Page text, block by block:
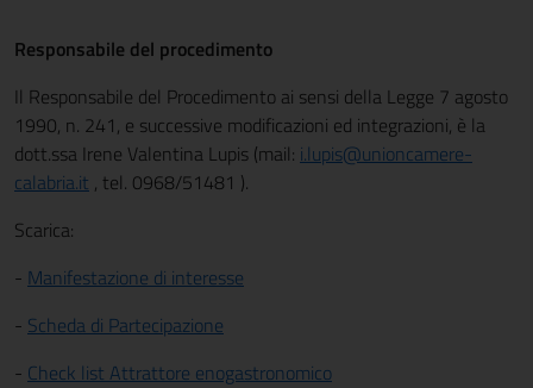
Responsabile del procedimento
Il Responsabile del Procedimento ai sensi della Legge 7 agosto
1990, n. 241, e successive modificazioni ed integrazioni, è la
dott.ssa Irene Valentina Lupis (mail: i.lupis@unioncamere-
calabria.it , tel. 0968/51481 ).
Scarica:
- Manifestazione di interesse
- Scheda di Partecipazione
- Check list Attrattore enogastronomico